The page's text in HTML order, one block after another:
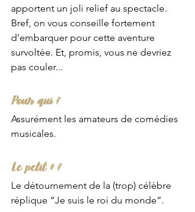
apportent un joli relief au spectacle.
Bref, on vous conseille fortement
d’embarquer pour cette aventure
survoltée. Et, promis, vous ne devriez
pas couler...
Pour qui ?
Assurément les amateurs de comédies
musicales.
Le petit + ?
Le détournement de la (trop) célèbre
réplique “Je suis le roi du monde”.